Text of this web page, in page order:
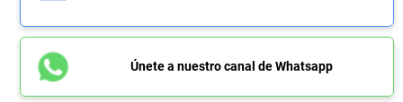
Únete a nuestro canal de Whatsapp